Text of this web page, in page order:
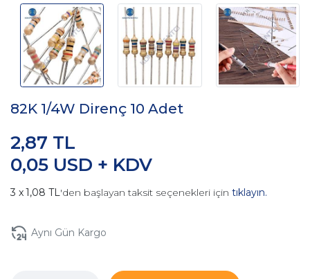
82K 1/4W Direnç 10 Adet
0,05 USD + KDV
2,87 TL
1,08 TL'den başlayan taksit seçenekleri için tıklayın.
Aynı Gün Kargo